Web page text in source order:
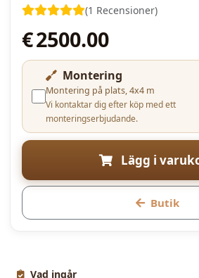
(1 Recensioner)
€2500.00
Montering
Montering på plats, 4x4 m
Vi kontaktar dig efter köp med ett
monteringserbjudande.
Lägg i
Butik
Vad ingår